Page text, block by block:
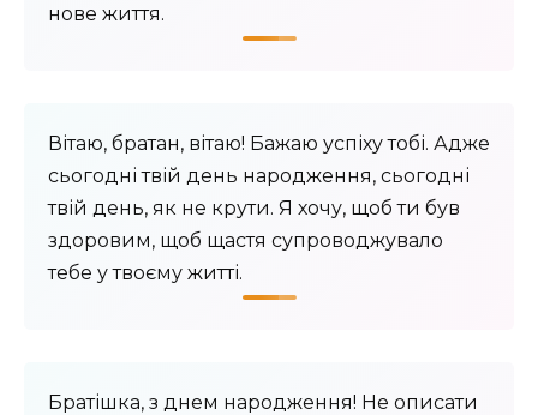
нове життя.
Вітаю, братан, вітаю! Бажаю успіху тобі. Адже
сьогодні твій день народження, сьогодні
твій день, як не крути. Я хочу, щоб ти був
здоровим, щоб щастя супроводжувало
тебе у твоєму житті.
Братішка, з днем народження! Не описати